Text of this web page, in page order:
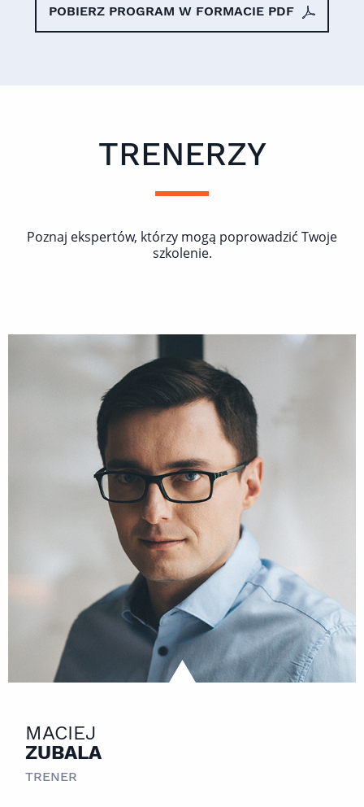
POBIERZ PROGRAM W FORMACIE PDF
TRENERZY
Poznaj ekspertów, którzy mogą poprowadzić Twoje
szkolenie.
MACIEJ
ZUBALA
TRENER